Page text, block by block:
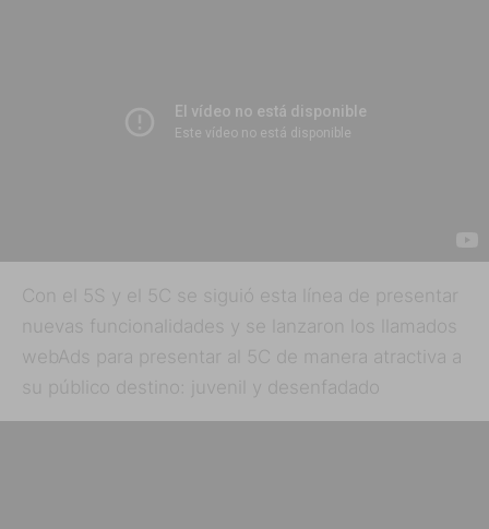
Con el 5S y el 5C se siguió esta línea de presentar
nuevas funcionalidades y se lanzaron los llamados
webAds para presentar al 5C de manera atractiva a
su público destino: juvenil y desenfadado